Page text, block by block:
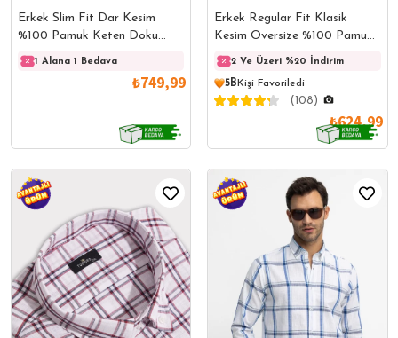
Erkek Slim Fit Dar Kesim
%100 Pamuk Keten Doku
Kareli Gömlek
1 Alana 1 Bedava 1 Alana 1 Bedava
₺749,99
Erkek Regular Fit Klasik
Kesim Oversize %100 Pamuk
Keten Doku Bej Gömlek
2 Ve Üzeri %20 İndirim
5B Kişi Favoriledi
(108)
₺624,99